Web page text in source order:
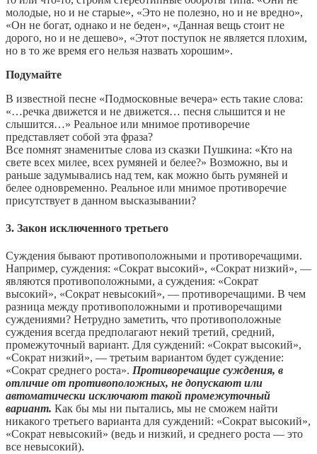
молодые, но и не старые», «Это не полезно, но и не вредно»,
«Он не богат, однако и не беден», «Данная вещь стоит не
дорого, но и не дешево», «Этот поступок не является плохим,
но в то же время его нельзя назвать хорошим».
Подумайте
В известной песне «Подмосковные вечера» есть такие слова:
«…речка движется и не движется… песня слышится и не
слышится…» Реальное или мнимое противоречие
представляет собой эта фраза?
Все помнят знаменитые слова из сказки Пушкина: «Кто на
свете всех милее, всех румяней и белее?» Возможно, вы и
раньше задумывались над тем, как можно быть румяней и
белее одновременно. Реальное или мнимое противоречие
присутствует в данном высказывании?
3. Закон исключенного третьего
Суждения бывают противоположными и противоречащими.
Например, суждения: «Сократ высокий», «Сократ низкий», —
являются противоположными, а суждения: «Сократ
высокий», «Сократ невысокий», — противоречащими. В чем
разница между противоположными и противоречащими
суждениями? Нетрудно заметить, что противоположные
суждения всегда предполагают некий третий, средний,
промежуточный вариант. Для суждений: «Сократ высокий»,
«Сократ низкий», — третьим вариантом будет суждение:
«Сократ среднего роста». Противоречащие суждения, в
отличие от противоположных, не допускают или
автоматически исключают такой промежуточный
вариант. Как бы мы ни пытались, мы не сможем найти
никакого третьего варианта для суждений: «Сократ высокий»,
«Сократ невысокий» (ведь и низкий, и среднего роста — это
все невысокий).